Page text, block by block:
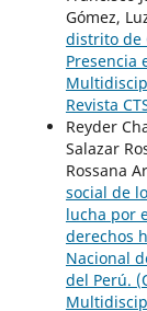
Gómez,
distrito de
Presencia
Revista
Reyder
Salazar
Rossana
social de
lucha por
derechos
Nacional
del Perú.